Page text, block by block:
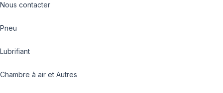
Nous contacter
Pneu
Lubrifiant
Chambre à air et Autres